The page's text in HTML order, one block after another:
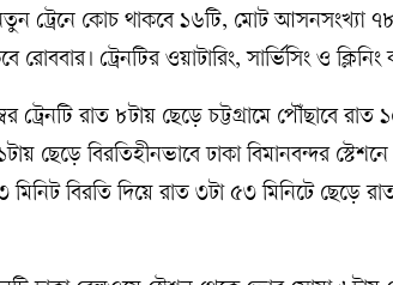
ট্রেনে কোচ থাকবে ১৬টি, মোট আসনসংখ্যা
রোববার। ট্রেনটির ওয়াটারিং, সার্ভিসিং ও
ট্রেনটি রাত ৮টায় ছেড়ে চট্টগ্রামে পৌঁছাবে রাত
ছেড়ে বিরতিহীনভাবে ঢাকা বিমানবন্দর
৩ মিনিট বিরতি দিয়ে রাত ৩টা ৫৩ মিনিটে ছেড়ে